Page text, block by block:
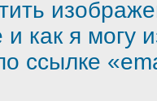
как я могу
ссылке